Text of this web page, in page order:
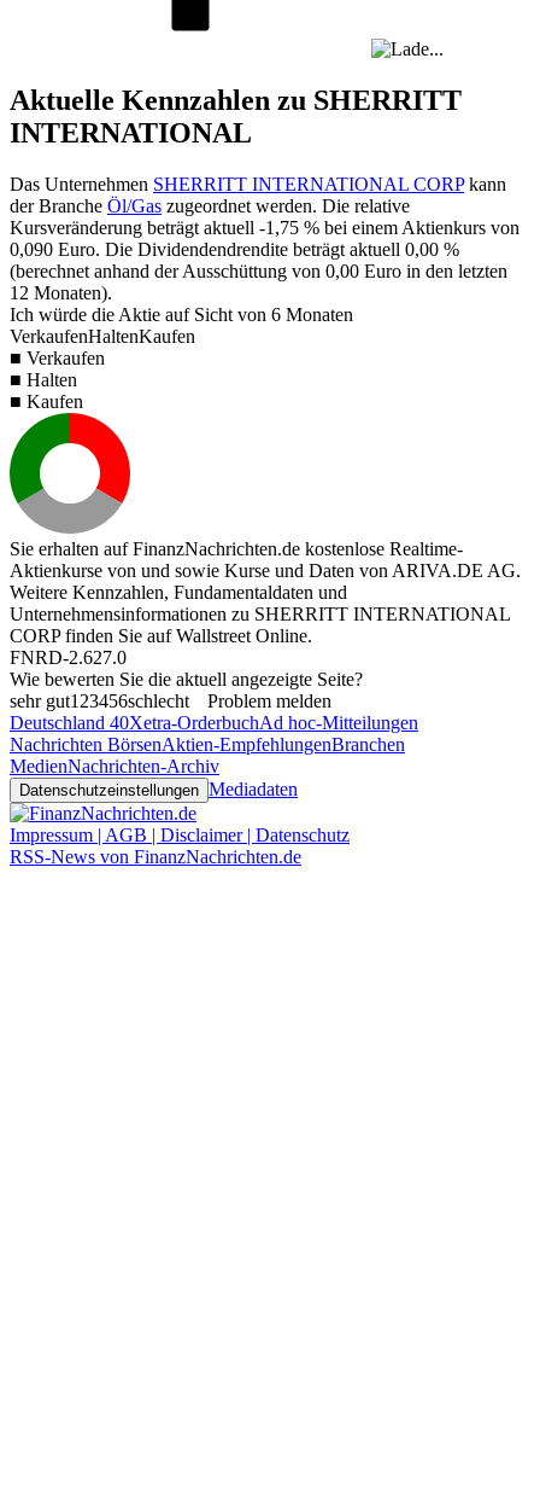
Aktuelle Kennzahlen zu SHERRITT
INTERNATIONAL
Das Unternehmen SHERRITT INTERNATIONAL CORPkann
der Branche Öl/Gas zugeordnet werden. Die relative
Kursveränderung beträgt aktuell -1,75 % bei einem Aktienkurs von
0,090 Euro. Die Dividendendrendite beträgt aktuell 0,00 %
(berechnet anhand der Ausschüttung von 0,00 Euro in den letzten
12 Monaten).
Ich würde die Aktie auf Sicht von 6 Monaten
VerkaufenHaltenKaufen
■ Verkaufen
■ Halten
■ Kaufen
Sie erhalten auf FinanzNachrichten.de kostenlose Realtime-
Aktienkurse von und sowie Kurse und Daten von ARIVA.DE AG.
Weitere Kennzahlen, Fundamentaldaten und
Unternehmensinformationen zu SHERRITT INTERNATIONAL
CORP finden Sie aufWallstreet Online.
FNRD-2.627.0
Wie bewerten Sie die aktuell angezeigte Seite?
sehr gut1 23456schlecht
Problem melden
Deutschland 40Xetra-OrderbuchAd hoc-Mitteilungen
Nachrichten BörsenAktien-EmpfehlungenBranchen
MedienNachrichten-Archiv
Datenschutzeinstellungen Mediadaten
Impressum | AGB | Disclaimer | Datenschutz
RSS-News von FinanzNachrichten.de